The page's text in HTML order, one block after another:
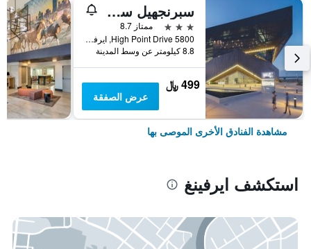
سبرنجهيل سويتس باي ماريوت دفو إربورت إست
3 نجوم
ممتاز 8.7
5800 High Point Drive, ايرفينغ, TX, الولايات المتحدة الأميريكية
8.8 كيلومتر عن وسط المدينة
499 ﷼
عرض الصفقة
مشاهدة الفنادق الأخرى الموصى بها
استكشف ايرفينغ